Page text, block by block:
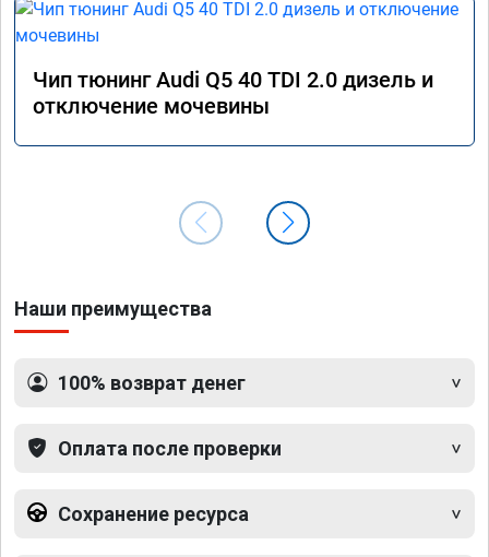
Чип тюнинг Audi Q5 40 TDI 2.0 дизель и
отключение мочевины
Наши преимущества
100% возврат денег
Оплата после проверки
Сохранение ресурса